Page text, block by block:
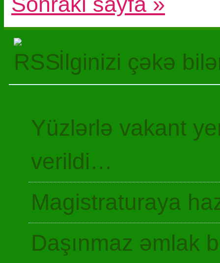
İlginizi çəkə
Yüzlərlə vakant
verildi…
Magistraturaya
Daşınmaz əmlak